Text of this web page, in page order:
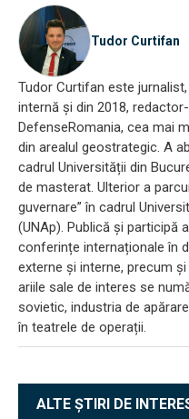
Tudor Curtifan
Tudor Curtifan este
internă și din 2018,
DefenseRomania, cea mai
din arealul geostrategic. A
cadrul Universității din
de masterat. Ulterior a
guvernare” în cadrul
(UNAp). Publică și participă
conferințe internaționale în
externe și interne, precum
ariile sale de interes se
sovietic, industria de
în teatrele de operații.
ALTE ȘTIRI DE